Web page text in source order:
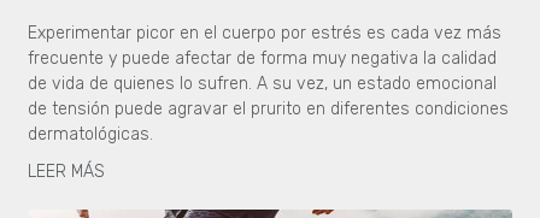
Experimentar picor en el cuerpo por estrés es cada vez más
frecuente y puede afectar de forma muy negativa la calidad
de vida de quienes lo sufren. A su vez, un estado emocional
de tensión puede agravar el prurito en diferentes condiciones
dermatológicas.
LEER MÁS